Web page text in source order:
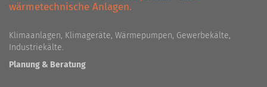
wärmetechnische Anlagen.
Klimaanlagen, Klimageräte, Wärmepumpen, Gewerbekälte,
Industriekälte.
Planung & Beratung